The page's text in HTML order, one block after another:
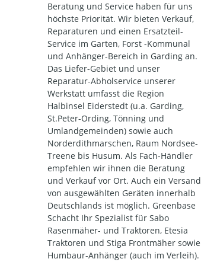
Beratung und Service haben für uns
höchste Priorität. Wir bieten Verkauf,
Reparaturen und einen Ersatzteil-
Service im Garten, Forst -Kommunal
und Anhänger-Bereich in Garding an.
Das Liefer-Gebiet und unser
Reparatur-Abholservice unserer
Werkstatt umfasst die Region
Halbinsel Eiderstedt (u.a. Garding,
St.Peter-Ording, Tönning und
Umlandgemeinden) sowie auch
Norderdithmarschen, Raum Nordsee-
Treene bis Husum. Als Fach-Händler
empfehlen wir ihnen die Beratung
und Verkauf vor Ort. Auch ein Versand
von ausgewählten Geräten innerhalb
Deutschlands ist möglich. Greenbase
Schacht Ihr Spezialist für Sabo
Rasenmäher- und Traktoren, Etesia
Traktoren und Stiga Frontmäher sowie
Humbaur-Anhänger (auch im Verleih).